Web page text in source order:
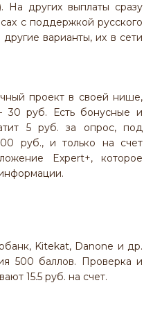
На других выплаты сразу
с поддержкой русского
варианты, их в сети
проект в своей нише,
30 руб. Есть бонусные и
5 руб. за опрос, под
руб., и только на счет
Expert+, которое
Kitekat, Danone и др.
500 баллов. Проверка и
15.5 руб. на счет.